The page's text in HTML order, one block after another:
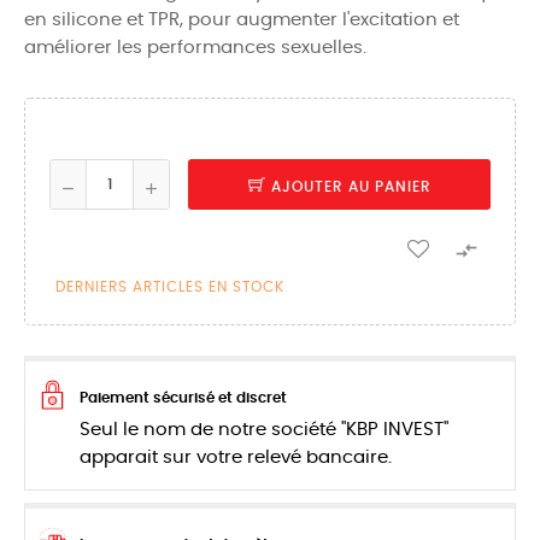
en silicone et TPR, pour augmenter l'excitation et
améliorer les performances sexuelles.
AJOUTER AU PANIER

DERNIERS ARTICLES EN STOCK
Paiement sécurisé et discret
Seul le nom de notre société "KBP INVEST"
apparait sur votre relevé bancaire.